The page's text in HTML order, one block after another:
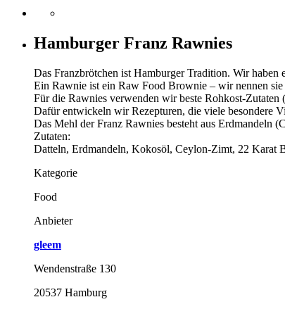
Hamburger Franz Rawnies
Das Franzbrötchen ist Hamburger Tradition. Wir
Ein Rawnie ist ein Raw Food Brownie – wir nennen
Für die Rawnies verwenden wir beste Rohkost-
Dafür entwickeln wir Rezepturen, die viele besondere
Das Mehl der Franz Rawnies besteht aus Erdmandeln
Zutaten:
Datteln, Erdmandeln, Kokosöl, Ceylon-Zimt, 22 Karat
Kategorie
Food
Anbieter
gleem
Wendenstraße 130
20537 Hamburg